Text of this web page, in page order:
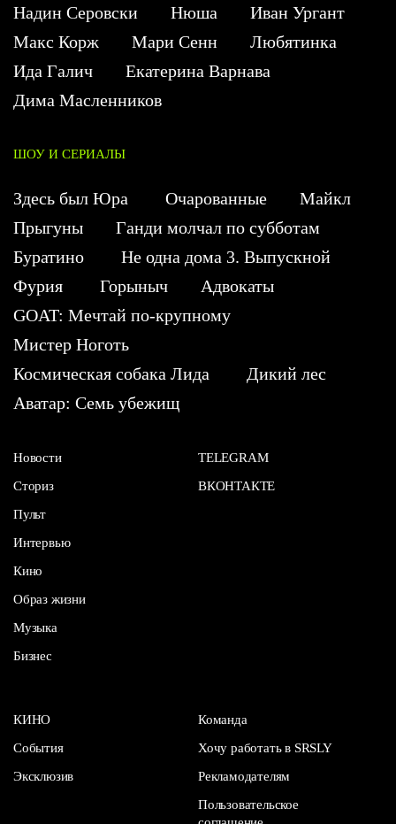
Надин Серовски
Нюша
Иван Ургант
Макс Корж
Мари Сенн
Любятинка
Ида Галич
Екатерина Варнава
Дима Масленников
ШОУ И СЕРИАЛЫ
Здесь был Юра Очарованные
Майкл
Прыгуны
Ганди молчал по субботам
Буратино
Не одна дома 3. Выпускной
Фурия
Горыныч
Адвокаты
GOAT: Мечтай по-крупному
Мистер Ноготь
Космическая собака Лида
Дикий лес
Аватар: Семь убежищ
Новости
Сториз
Пульт
Интервью
Кино
Образ жизни
Музыка
Бизнес
TELEGRAM
ВКОНТАКТЕ
КИНО
События
Эксклюзив
Команда
Хочу работать в SRSLY
Рекламодателям
Пользовательское